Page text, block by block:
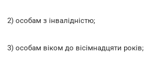
2) особам з інвалідністю;
3) особам віком до вісімнадцяти років;